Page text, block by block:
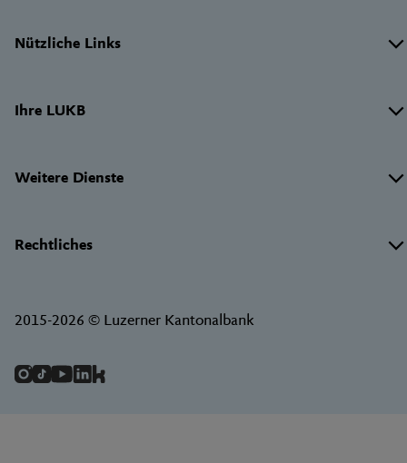
Nützliche Links
Ihre LUKB
Weitere Dienste
Rechtliches
2015-2026 © Luzerner Kantonalbank